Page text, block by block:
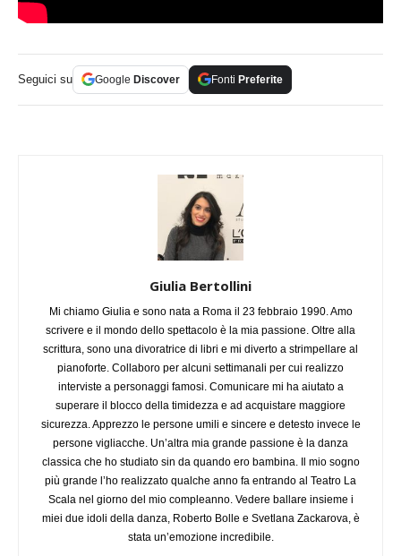
Seguici su Google Discover Fonti Preferite
Giulia Bertollini
Mi chiamo Giulia e sono nata a Roma il 23 febbraio 1990. Amo
scrivere e il mondo dello spettacolo è la mia passione. Oltre alla
scrittura, sono una divoratrice di libri e mi diverto a strimpellare al
pianoforte. Collaboro per alcuni settimanali per cui realizzo
interviste a personaggi famosi. Comunicare mi ha aiutato a
superare il blocco della timidezza e ad acquistare maggiore
sicurezza. Apprezzo le persone umili e sincere e detesto invece le
persone vigliacche. Un’altra mia grande passione è la danza
classica che ho studiato sin da quando ero bambina. Il mio sogno
più grande l’ho realizzato qualche anno fa entrando al Teatro La
Scala nel giorno del mio compleanno. Vedere ballare insieme i
miei due idoli della danza, Roberto Bolle e Svetlana Zackarova, è
stata un’emozione incredibile.